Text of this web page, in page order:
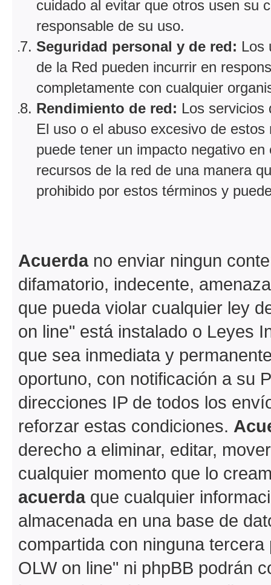
cuidado al evitar que otros usen su
responsable de su uso.
Seguridad personal y de red: Los
de la Red pueden incurrir en
completamente con cualquier
Rendimiento de red: Los
El uso o el abuso excesivo de
puede tener un impacto negativo
recursos de la red de una manera
prohibido por estos términos y
Acuerdano enviar ningun
difamatorio, indecente,
que pueda violar cualquier ley
on line" está instalado o Leyes
que sea inmediata y
oportuno, con notificación a su
direcciones IP de todos los
reforzar estas condiciones.
derecho a eliminar, editar,
cualquier momento que lo
acuerdaque cualquier
almacenada en una base de
compartida con ninguna
OLW on line" ni phpBB podrán